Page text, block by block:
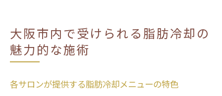
大阪市内で受けられる脂肪冷却の
魅力的な施術
各サロンが提供する脂肪冷却メニューの特色